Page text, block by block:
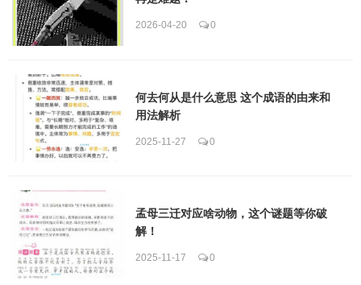
2026-04-20 0
何去何从是什么意思 这个成语的由来和
用法解析
2025-11-27 0
孟母三迁对应啥动物，这个谜题等你破
解！
2025-11-17 0